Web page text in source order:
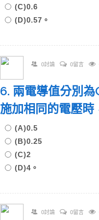
(C)0.6
(D)0.57。
0討論 0留言
6. 兩電導值分別
施加相同的電壓時
(A)0.5
(B)0.25
(C)2
(D)4。
0討論 0留言